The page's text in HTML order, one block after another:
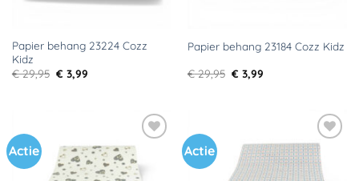
Papier behang 23224 Cozz
Kidz
€29,95 Oorspronkelijke
prijs
€ 3,99Huidige
Papier behang 23184 Cozz Kidz
€29,95 Oorspronkelijke
prijs
€ 3,99Huidige
Actie
Toevoegen
aan
verlanglijst
Actie
Toevoegen
aan
verlanglijst